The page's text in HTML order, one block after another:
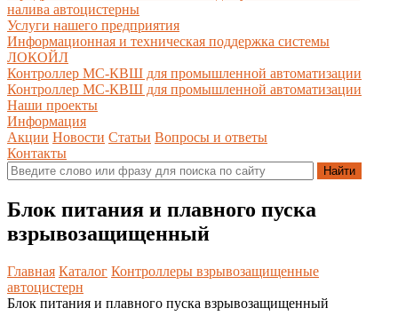
налива автоцистерны
Услуги нашего предприятия
Информационная и техническая поддержка системы
ЛОКОЙЛ
Контроллер МС-КВШ для промышленной автоматизации
Контроллер МС-КВШ для промышленной автоматизации
Наши проекты
Информация
Акции Новости Статьи Вопросы и ответы
Контакты
Блок питания и плавного пуска
взрывозащищенный
Главная Каталог Контроллеры взрывозащищенные
автоцистерн
Блок питания и плавного пуска взрывозащищенный